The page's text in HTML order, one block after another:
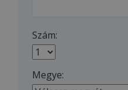
Szám:
Megye: